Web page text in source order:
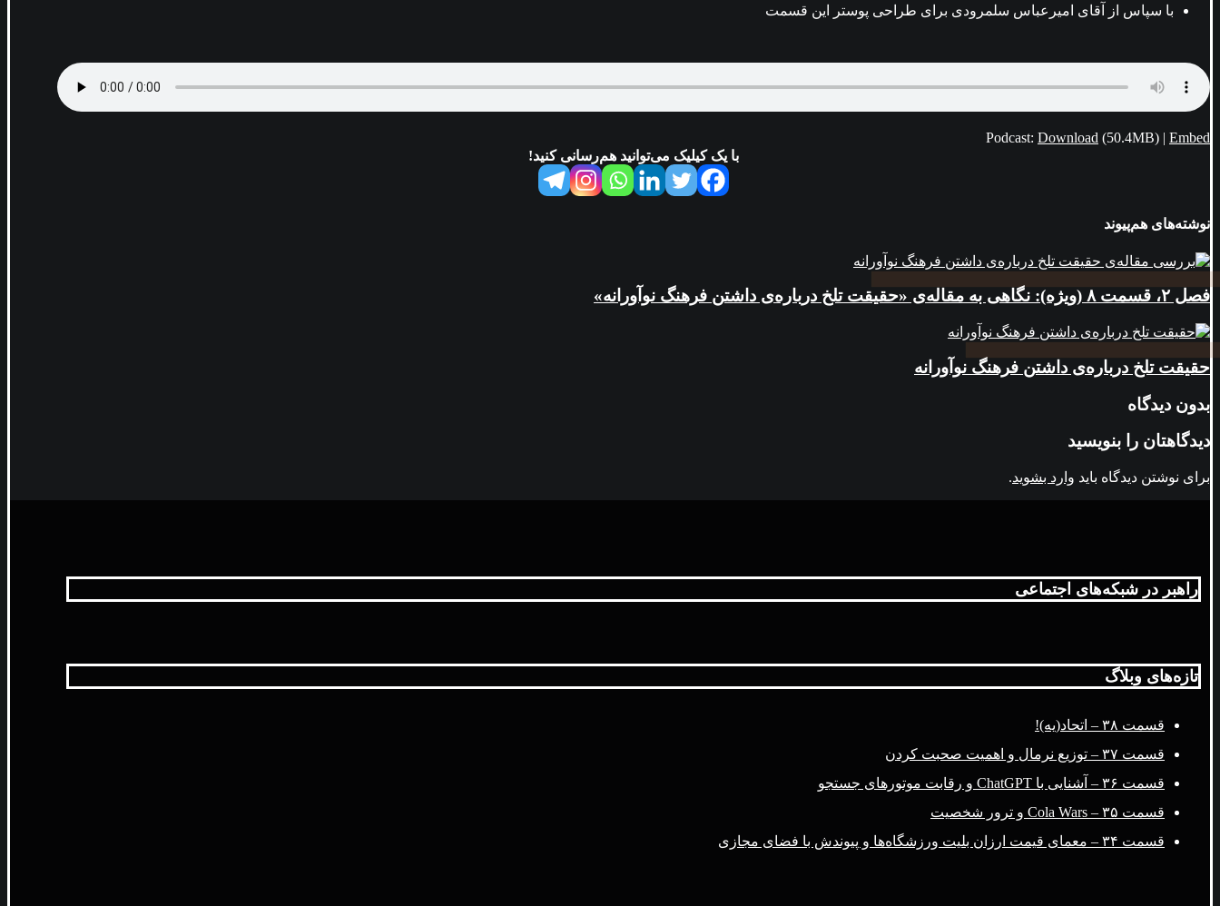
با سپاس از آقای امیرعباس سلمرودی برای طراحی پوستر این قسمت
Podcast: Download (50.4MB) | Embed
با یک کیلیک می‌توانید هم‌رسانی کنید!
نوشته‌های هم‌پیوند
فصل ۲، قسمت ۸ (ویژه): نگاهی به مقاله‌ی «حقیقت تلخ درباره‌ی داشتن فرهنگ نوآورانه»
حقیقت تلخ درباره‌ی داشتن فرهنگ نوآورانه
بدون دیدگاه
دیدگاهتان را بنویسید
برای نوشتن دیدگاه باید وارد بشوید.
راهبر در شبکه‌های اجتماعی
تازه‌های وبلاگ
قسمت ۳۸ – اتحاد(یه)!
قسمت ۳۷ – توزیع نرمال و اهمیت صحبت کردن
قسمت ۳۶ – آشنایی با ChatGPT و رقابت موتورهای جستجو
قسمت ۳۵ – Cola Wars و ترور شخصیت
قسمت ۳۴ – معمای قیمت ارزان بلیت ورزشگاه‌ها و پیوندش با فضای مجازی